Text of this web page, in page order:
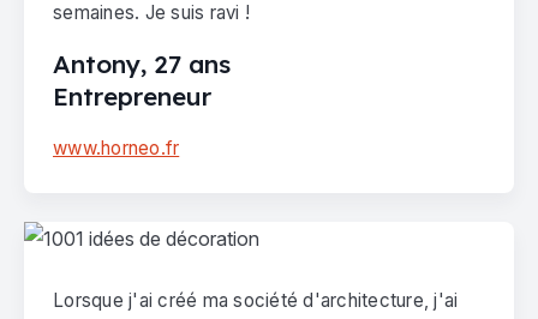
semaines. Je suis ravi !
Antony, 27 ans
Entrepreneur
www.horneo.fr
Lorsque j'ai créé ma société d'architecture, j'ai